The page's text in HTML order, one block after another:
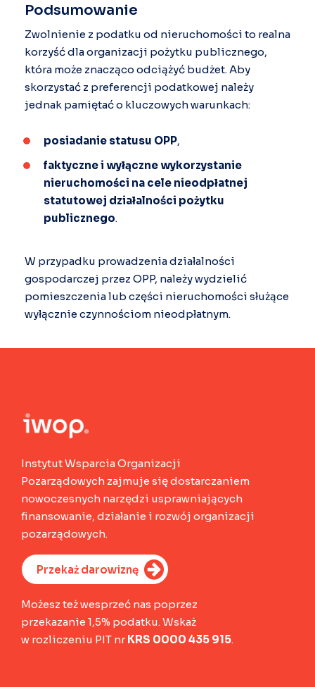
Podsumowanie
Zwolnienie z podatku od nieruchomości to realna
korzyść dla organizacji pożytku publicznego,
która może znacząco odciążyć budżet. Aby
skorzystać z preferencji podatkowej należy
jednak pamiętać o kluczowych warunkach:
posiadanie statusu OPP,
faktyczne i wyłączne wykorzystanie
nieruchomości na cele nieodpłatnej
statutowej działalności pożytku
publicznego.
W przypadku prowadzenia działalności
gospodarczej przez OPP, należy wydzielić
pomieszczenia lub części nieruchomości służące
wyłącznie czynnościom nieodpłatnym.
Instytut Wsparcia Organizacji
Pozarządowych zajmuje się dostarczaniem
nowoczesnych narzędzi usprawniających
finansowanie, działanie i rozwój organizacji
pozarządowych.
Przekaż darowiznę
Możesz też wesprzeć nas poprzez
przekazanie 1,5% podatku. Wskaż
w rozliczeniu PIT nrKRS 0000 435 915.